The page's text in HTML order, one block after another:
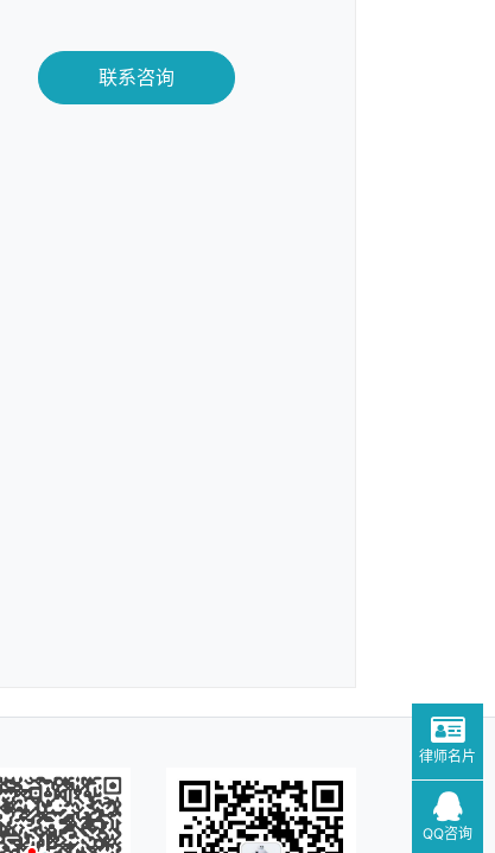
联系咨询
律师名片
QQ咨询